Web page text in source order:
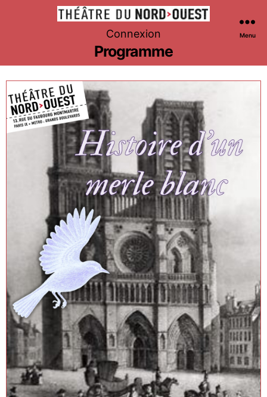
Théâtre
du
Nord-
Ouest
Connexion Menu
Programme